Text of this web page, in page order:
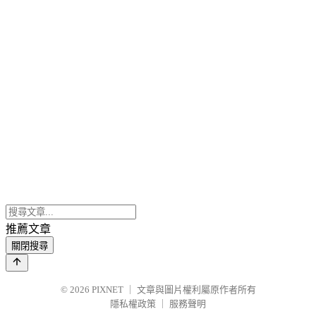
推薦文章
關閉搜尋
© 2026 PIXNET
文章與圖片權利屬原作者所有
隱私權政策
服務聲明